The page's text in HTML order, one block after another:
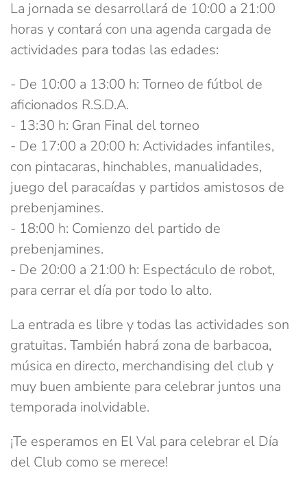
La jornada se desarrollará de 10:00 a 21:00
horas y contará con una agenda cargada de
actividades para todas las edades:
- De 10:00 a 13:00 h: Torneo de fútbol de
aficionados R.S.D.A.
- 13:30 h: Gran Final del torneo
- De 17:00 a 20:00 h: Actividades infantiles,
con pintacaras, hinchables, manualidades,
juego del paracaídas y partidos amistosos de
prebenjamines.
- 18:00 h: Comienzo del partido de
prebenjamines.
- De 20:00 a 21:00 h: Espectáculo de robot,
para cerrar el día por todo lo alto.
La entrada es libre y todas las actividades son
gratuitas. También habrá zona de barbacoa,
música en directo, merchandising del club y
muy buen ambiente para celebrar juntos una
temporada inolvidable.
¡Te esperamos en El Val para celebrar el Día
del Club como se merece!